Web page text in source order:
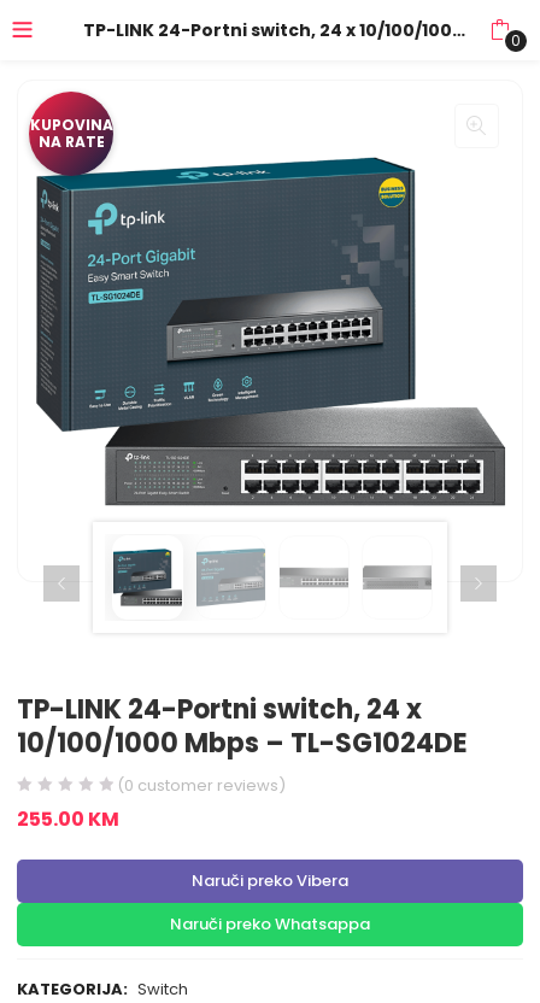
TP-LINK 24-Portni switch, 24 x 10/100/1000 Mbps – TL-SG1024DE 0
KUPOVINA
NA RATE
TP-LINK 24-Portni switch, 24 x
10/100/1000 Mbps – TL-SG1024DE
(0 customer reviews)
255.00 KM
Naruči preko Vibera
Naruči preko Whatsappa
KATEGORIJA: Switch